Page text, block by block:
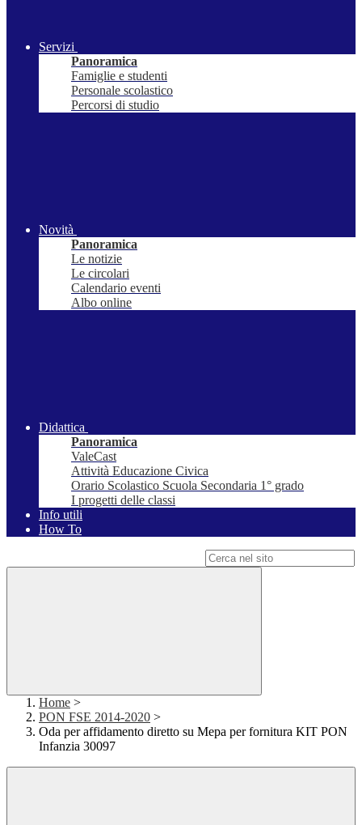
Servizi
Panoramica
Famiglie e studenti
Personale scolastico
Percorsi di studio
Novità
Panoramica
Le notizie
Le circolari
Calendario eventi
Albo online
Didattica
Panoramica
ValeCast
Attività Educazione Civica
Orario Scolastico Scuola Secondaria 1° grado
I progetti delle classi
Info utili
How To
Home >
PON FSE 2014-2020 >
Oda per affidamento diretto su Mepa per fornitura KIT PON
Infanzia 30097